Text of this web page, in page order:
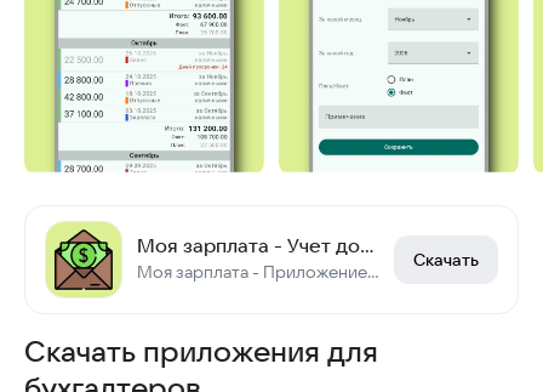
Моя зарплата - Учет доходов
Моя зарплата - Приложение для учета зарплаты и определения среднегодового дохода
Скачать
Скачать приложения для